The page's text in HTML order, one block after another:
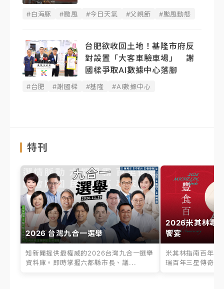
#白海豚 #颱風 #今日天氣 #父親節 #颱風動態
台肥欲收回土地！基隆市府反
對設置「大客車驗車場」 謝
國樑爭取AI數據中心落腳
#台肥 #謝國樑 #基隆 #AI數據中心
特刊
2026 台灣九合一選舉
知新聞提供最權威的2026台灣九合一選舉
資料庫。即時掌握六都縣市長、議...
2026米其林專
饗宴
米其林指南百年之
瑞百年三星傳奇、